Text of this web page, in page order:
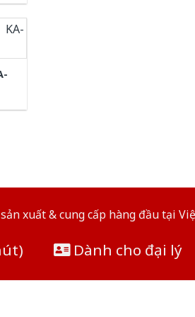
xuất & cung cấp hàng đầu tại
Dành cho đại lý